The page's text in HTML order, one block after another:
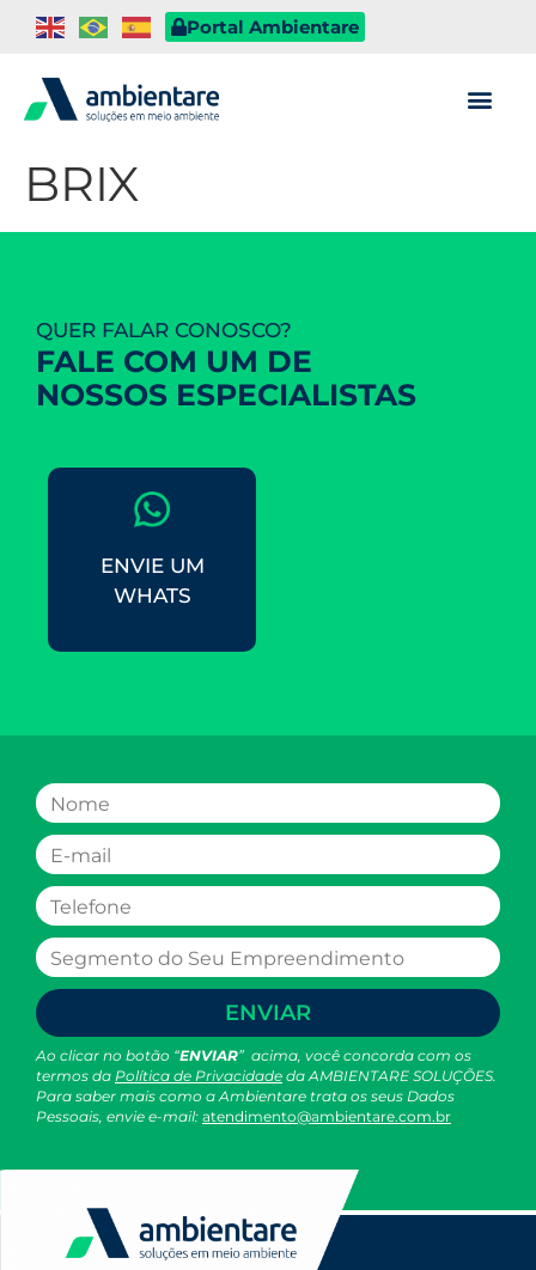
Portal Ambientare
BRIX
QUER FALAR CONOSCO?
FALE COM UM DE
NOSSOS ESPECIALISTAS
ENVIE UM
WHATS
ENVIAR
Ao clicar no botão “ENVIAR” acima, você concorda com os
termos da Política de Privacidade da AMBIENTARE SOLUÇÕES.
Para saber mais como a Ambientare trata os seus Dados
Pessoais, envie e-mail: atendimento@ambientare.com.br